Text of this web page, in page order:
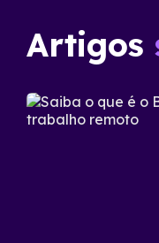
Artigos